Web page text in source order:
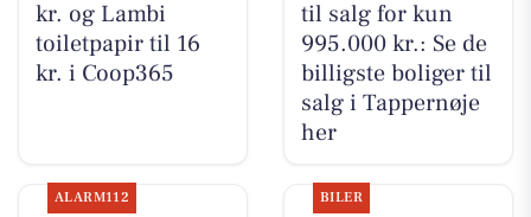
kr. og Lambi
toiletpapir til 16
kr. i Coop365
til salg for kun
995.000 kr.: Se de
billigste boliger til
salg i Tappernøje
her
ALARM112 BILER